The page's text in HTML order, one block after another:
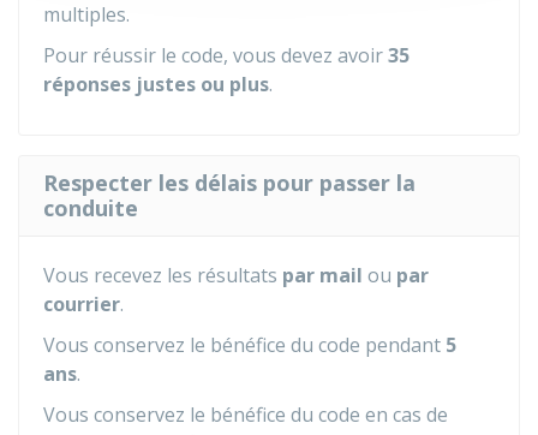
multiples.
Pour réussir le code, vous devez avoir35
réponses justes ou plus.
Respecter les délais pour passer la
conduite
Vous recevez les résultats par mail ou par
courrier.
Vous conservez le bénéfice du code pendant 5
ans.
Vous conservez le bénéfice du code en cas de